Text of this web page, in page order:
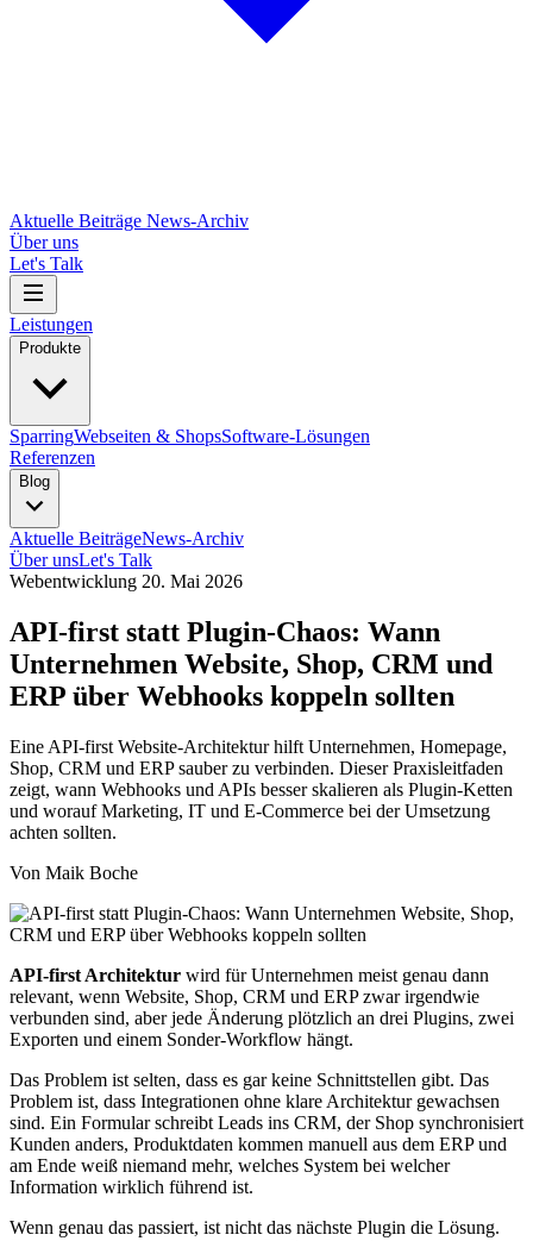
Aktuelle Beiträge News-Archiv
Über uns
Let's Talk
Leistungen
Produkte
SparringWebseiten & ShopsSoftware-Lösungen
Referenzen
Blog
Aktuelle BeiträgeNews-Archiv
Über unsLet's Talk
Webentwicklung 20. Mai 2026
API-first statt Plugin-Chaos: Wann
Unternehmen Website, Shop, CRM und
ERP über Webhooks koppeln sollten
Eine API-first Website-Architektur hilft Unternehmen, Homepage,
Shop, CRM und ERP sauber zu verbinden. Dieser Praxisleitfaden
zeigt, wann Webhooks und APIs besser skalieren als Plugin-Ketten
und worauf Marketing, IT und E-Commerce bei der Umsetzung
achten sollten.
Von Maik Boche
API-first Architektur wird für Unternehmen meist genau dann
relevant, wenn Website, Shop, CRM und ERP zwar irgendwie
verbunden sind, aber jede Änderung plötzlich an drei Plugins, zwei
Exporten und einem Sonder-Workflow hängt.
Das Problem ist selten, dass es gar keine Schnittstellen gibt. Das
Problem ist, dass Integrationen ohne klare Architektur gewachsen
sind. Ein Formular schreibt Leads ins CRM, der Shop synchronisiert
Kunden anders, Produktdaten kommen manuell aus dem ERP und
am Ende weiß niemand mehr, welches System bei welcher
Information wirklich führend ist.
Wenn genau das passiert, ist nicht das nächste Plugin die Lösung.